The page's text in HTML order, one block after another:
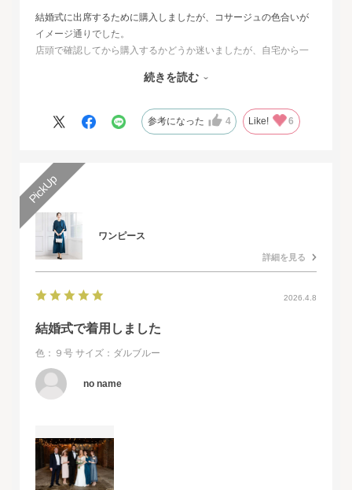
結婚式に出席するために購入しましたが、コサージュの色合いが
イメージ通りでした。
店頭で確認してから購入するかどうか迷いましたが、自宅から一
オンラインショップは写真数が多くじっくりと検討することがで
また、購入するとすぐに届くのでとても便利だと思いました。
続きを読む
参考になった 4 Like! 6
ワンピース
詳細を見る
2026.4.8
結婚式で着用しました
色：９号 サイズ：ダルブルー
no name